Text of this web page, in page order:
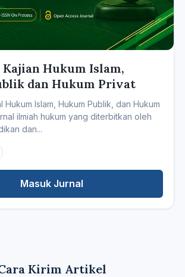
Kajian Hukum Islam,
dan Hukum Privat
Hukum Islam, Hukum Publik, dan Hukum
dan...
Masuk Jurnal
Kirim Artikel